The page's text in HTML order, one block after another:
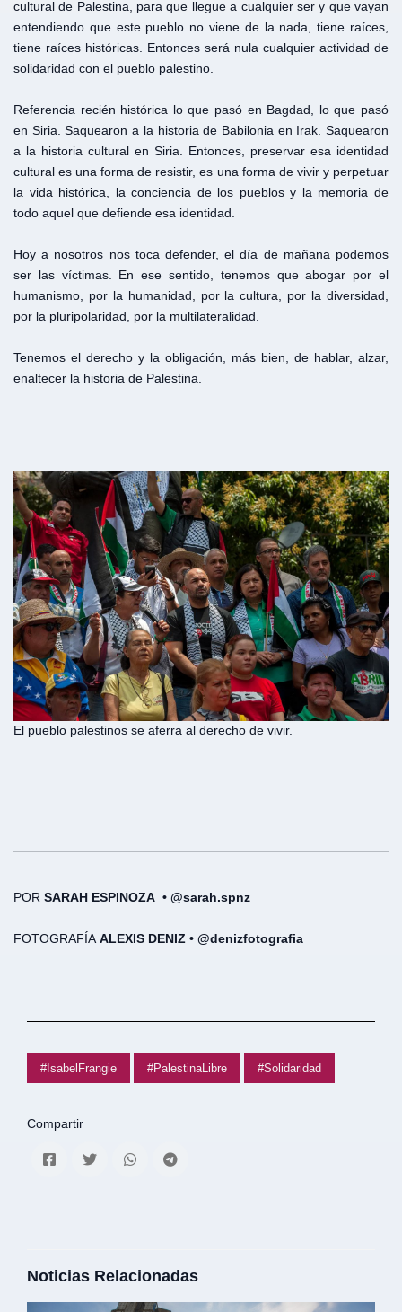
cultural de Palestina, para que llegue a cualquier ser y que vayan
entendiendo que este pueblo no viene de la nada, tiene raíces,
tiene raíces históricas. Entonces será nula cualquier actividad de
solidaridad con el pueblo palestino.
Referencia recién histórica lo que pasó en Bagdad, lo que pasó
en Siria. Saquearon a la historia de Babilonia en Irak. Saquearon
a la historia cultural en Siria. Entonces, preservar esa identidad
cultural es una forma de resistir, es una forma de vivir y perpetuar
la vida histórica, la conciencia de los pueblos y la memoria de
todo aquel que defiende esa identidad.
Hoy a nosotros nos toca defender, el día de mañana podemos
ser las víctimas. En ese sentido, tenemos que abogar por el
humanismo, por la humanidad, por la cultura, por la diversidad,
por la pluripolaridad, por la multilateralidad.
Tenemos el derecho y la obligación, más bien, de hablar, alzar,
enaltecer la historia de Palestina.
El pueblo palestinos se aferra al derecho de vivir.
POR SARAH ESPINOZA • @sarah.spnz
FOTOGRAFÍAALEXIS DENIZ • @denizfotografia
#IsabelFrangie #PalestinaLibre #Solidaridad
Compartir
Noticias Relacionadas